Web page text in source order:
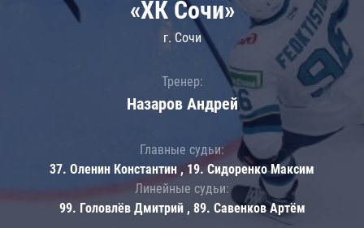
«ХК Сочи»
г. Сочи
Тренер:
Назаров Андрей
Главные судьи:
37. Оленин Константин , 19. Сидоренко Максим
Линейные судьи:
99. Головлёв Дмитрий , 89. Савенков Артём